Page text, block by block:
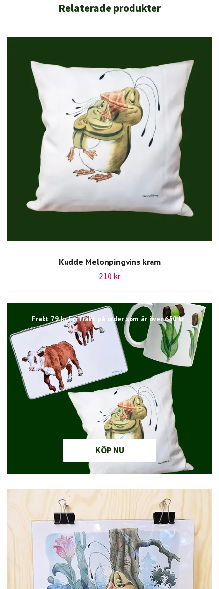
Frakt 79 kr. Fri frakt på order som är över 650 kr .
KÖP NU
Kudde Melonpingvins kram
210 kr